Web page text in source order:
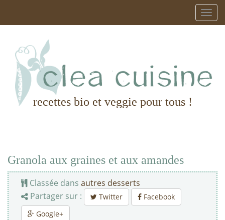
recettes bio et veggie pour tous !
Granola aux graines et aux amandes
Classée dans autres desserts
Partager sur :
Twitter
Facebook
Google+